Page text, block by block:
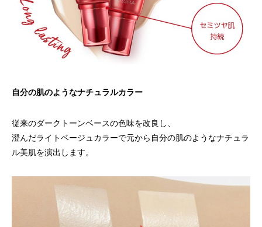
自分の肌のようなナチュラルカラー
従来のダークトーンベースの色味を改良し、
澄んだライトベージュカラーで元から自分の肌のようなナチュラ
ル美肌を演出します。